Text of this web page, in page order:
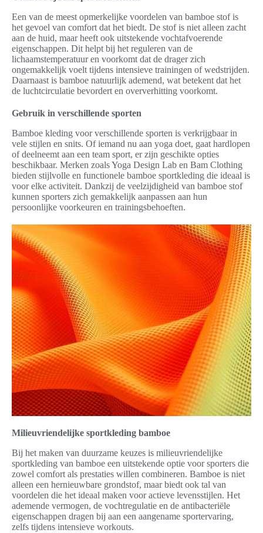
Een van de meest opmerkelijke voordelen van bamboe stof is
het gevoel van comfort dat het biedt. De stof is niet alleen zacht
aan de huid, maar heeft ook uitstekende vochtafvoerende
eigenschappen. Dit helpt bij het reguleren van de
lichaamstemperatuur en voorkomt dat de drager zich
ongemakkelijk voelt tijdens intensieve trainingen of wedstrijden.
Daarnaast is bamboe natuurlijk ademend, wat betekent dat het
de luchtcirculatie bevordert en oververhitting voorkomt.
Gebruik in verschillende sporten
Bamboe kleding voor verschillende sporten is verkrijgbaar in
vele stijlen en snits. Of iemand nu aan yoga doet, gaat hardlopen
of deelneemt aan een team sport, er zijn geschikte opties
beschikbaar. Merken zoals Yoga Design Lab en Bam Clothing
bieden stijlvolle en functionele bamboe sportkleding die ideaal is
voor elke activiteit. Dankzij de veelzijdigheid van bamboe stof
kunnen sporters zich gemakkelijk aanpassen aan hun
persoonlijke voorkeuren en trainingsbehoeften.
Milieuvriendelijke sportkleding bamboe
Bij het maken van duurzame keuzes is milieuvriendelijke
sportkleding van bamboe een uitstekende optie voor sporters die
zowel comfort als prestaties willen combineren. Bamboe is niet
alleen een hernieuwbare grondstof, maar biedt ook tal van
voordelen die het ideaal maken voor actieve levensstijlen. Het
ademende vermogen, de vochtregulatie en de antibacteriële
eigenschappen dragen bij aan een aangename sportervaring,
zelfs tijdens intensieve workouts.